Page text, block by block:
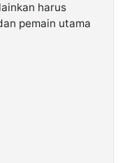
harus
pemain utama